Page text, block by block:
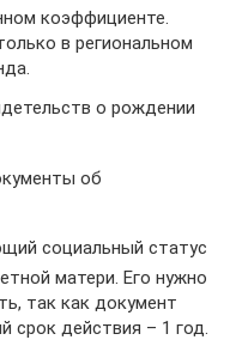
коэффициенте.
в региональном
о рождении
об
социальный статус
матери. Его нужно
так как документ
срок действия – 1 год.